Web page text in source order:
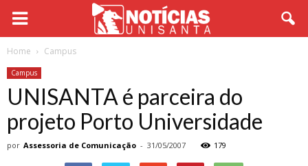
Home Campus
Campus
UNISANTA é parceira do
projeto Porto Universidade
por Assessoria de Comunicação - 31/05/2007 179